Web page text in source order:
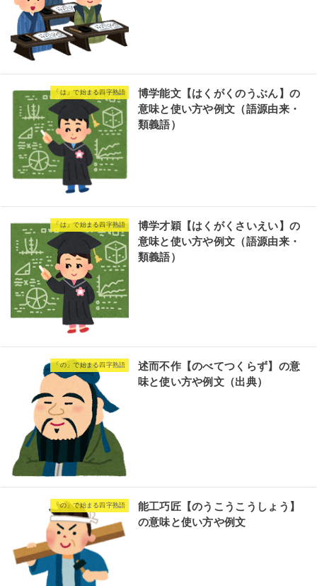
「は」で始まる四字熟語
博学能文【はくがくのうぶん】の
意味と使い方や例文（語源由来・
類義語）
「は」で始まる四字熟語
博学才穎【はくがくさいえい】の
意味と使い方や例文（語源由来・
類義語）
「の」で始まる四字熟語
述而不作【のべてつくらず】の意
味と使い方や例文（出典）
「の」で始まる四字熟語
能工巧匠【のうこうこうしょう】
の意味と使い方や例文